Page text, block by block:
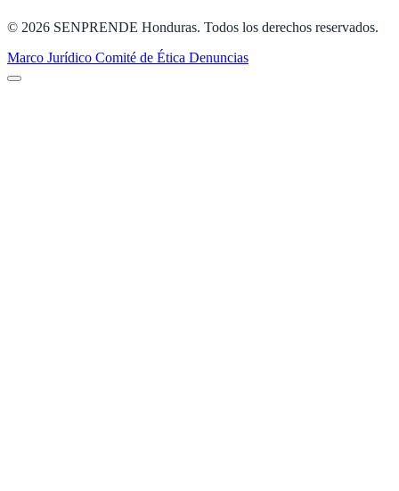
© 2026 SENPRENDE Honduras. Todos los derechos reservados.
Marco Jurídico Comité de Ética Denuncias